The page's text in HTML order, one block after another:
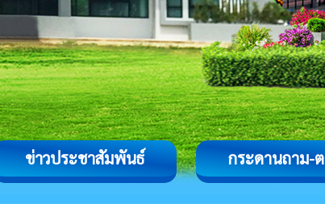
ข่าวประชาสัมพันธ์ กระดานถาม-